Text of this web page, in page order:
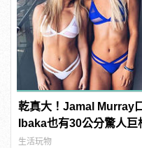
乾真大！Jamal Murray
Ibaka也有30公分驚人巨
生活玩物